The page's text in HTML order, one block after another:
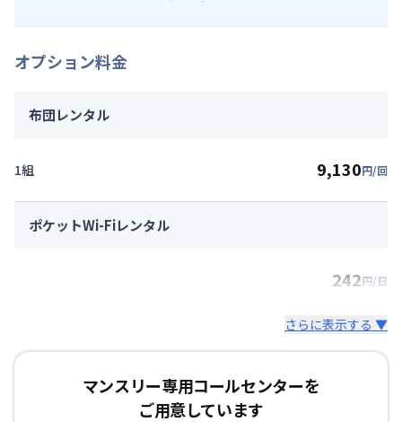
オプション料金
布団レンタル
1組 9,130円/回
ポケットWi-Fiレンタル
242円/日
さらに表示する ▼
マンスリー専用コールセンターを
ご用意しています